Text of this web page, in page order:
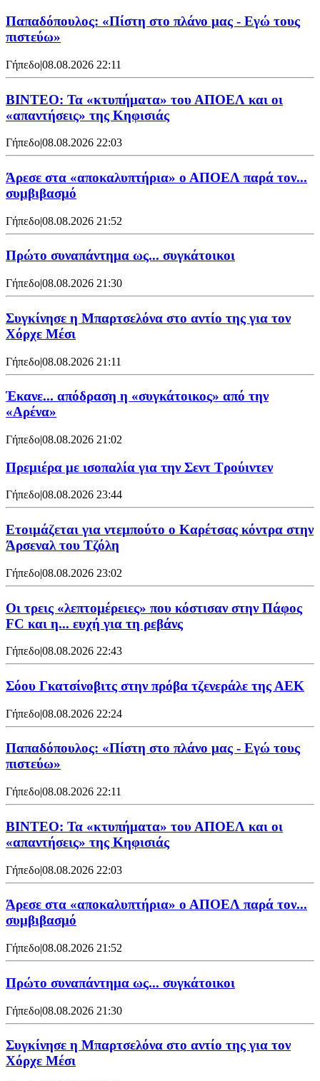
Παπαδόπουλος: «Πίστη στο πλάνο μας - Εγώ τους
πιστεύω»
Γήπεδο|08.08.2026 22:11
ΒΙΝΤΕΟ: Τα «κτυπήματα» του ΑΠΟΕΛ και οι
«απαντήσεις» της Κηφισιάς
Γήπεδο|08.08.2026 22:03
Άρεσε στα «αποκαλυπτήρια» ο ΑΠΟΕΛ παρά τον...
συμβιβασμό
Γήπεδο|08.08.2026 21:52
Πρώτο συναπάντημα ως... συγκάτοικοι
Γήπεδο|08.08.2026 21:30
Συγκίνησε η Μπαρτσελόνα στο αντίο της για τον
Χόρχε Μέσι
Γήπεδο|08.08.2026 21:11
Έκανε... απόδραση η «συγκάτοικος» από την
«Αρένα»
Γήπεδο|08.08.2026 21:02
Πρεμιέρα με ισοπαλία για την Σεντ Τρούιντεν
Γήπεδο|08.08.2026 23:44
Ετοιμάζεται για ντεμπούτο ο Καρέτσας κόντρα στην
Άρσεναλ του Τζόλη
Γήπεδο|08.08.2026 23:02
Οι τρεις «λεπτομέρειες» που κόστισαν στην Πάφος
FC και η... ευχή για τη ρεβάνς
Γήπεδο|08.08.2026 22:43
Σόου Γκατσίνοβιτς στην πρόβα τζενεράλε της ΑΕΚ
Γήπεδο|08.08.2026 22:24
Παπαδόπουλος: «Πίστη στο πλάνο μας - Εγώ τους
πιστεύω»
Γήπεδο|08.08.2026 22:11
ΒΙΝΤΕΟ: Τα «κτυπήματα» του ΑΠΟΕΛ και οι
«απαντήσεις» της Κηφισιάς
Γήπεδο|08.08.2026 22:03
Άρεσε στα «αποκαλυπτήρια» ο ΑΠΟΕΛ παρά τον...
συμβιβασμό
Γήπεδο|08.08.2026 21:52
Πρώτο συναπάντημα ως... συγκάτοικοι
Γήπεδο|08.08.2026 21:30
Συγκίνησε η Μπαρτσελόνα στο αντίο της για τον
Χόρχε Μέσι